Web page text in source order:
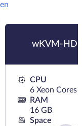
wKVM-
CPU
6 Xeon Cores
RAM
16 GB
Space